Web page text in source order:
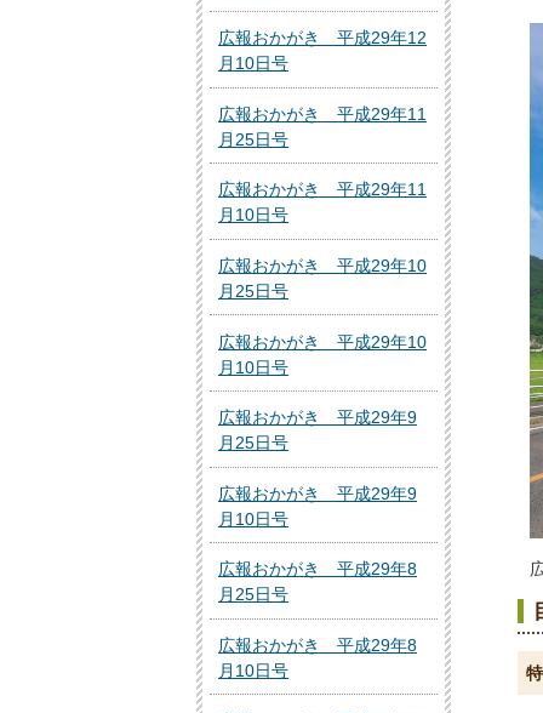
広報おかがき 平成29年12
月10日号
広報おかがき 平成29年11
月25日号
広報おかがき 平成29年11
月10日号
広報おかがき 平成29年10
月25日号
広報おかがき 平成29年10
月10日号
広報おかがき 平成29年9
月25日号
広報おかがき 平成29年9
月10日号
広報おかがき 平成29年8
月25日号
広報おかがき 平成29年8
月10日号